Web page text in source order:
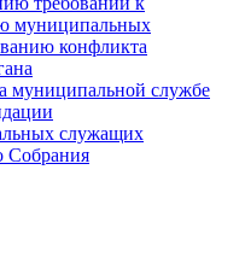
муниципальных
конфликта
муниципальной службе
служащих
Cобрания